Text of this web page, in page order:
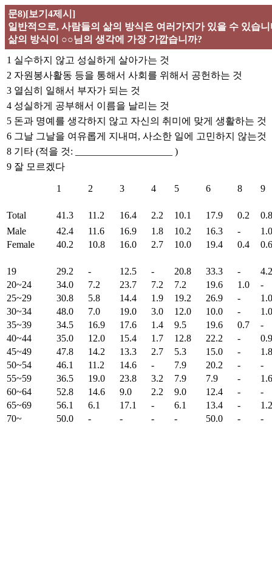
문8)[보기4제시]
일반적으로, 사람들의 삶의 방식은 여러가지가 있을 수 있습
삶의 방식이 ○○님의 생각에 가장 가깝습니까?
1 실수하지 않고 성실하게 살아가는 것
2 자원봉사활동 등을 통해서 사회를 위해서 공헌하는 것
3 열심히 일해서 부자가 되는 것
4 성실하게 공부해서 이름을 날리는 것
5 돈과 명예를 생각하지 않고 자신의 취미에 맞게 생활하는 것
6 그날 그날을 여유롭게 지내며, 사소한 일에 고민하지 않는것
8 기타 (적을 것: ____________________ )
9 잘 모르겠다
1 2 3 4 5 6 8 9
Total 41.3 11.2 16.4 2.2 10.1 17.9 0.2
0.8
Male
42.4 11.6 16.9 1.8 10.2 16.3 -
1.0
Female
40.2 10.8 16.0 2.7 10.0 19.4 0.4 0.6
19 29.2 - 12.5 - 20.8 33.3 -
4.2
20~24
34.0 7.2 23.7 7.2 7.2 19.6 1.0
-
25~29
30.8 5.8 14.4 1.9 19.2 26.9 -
1.0
30~34
48.0 7.0 19.0 3.0 12.0 10.0 -
1.0
35~39
34.5 16.9 17.6 1.4 9.5 19.6 0.7
-
40~44
35.0 12.0 15.4 1.7 12.8 22.2 -
0.9
45~49
47.8 14.2 13.3 2.7 5.3 15.0 -
1.8
50~54
46.1 11.2 14.6 - 7.9 20.2 -
-
55~59
36.5 19.0 23.8 3.2 7.9 7.9 -
1.6
60~64
52.8 14.6 9.0 2.2 9.0 12.4 -
-
65~69
56.1 6.1 17.1 - 6.1 13.4 -
1.2
70~
50.0 - - - - 50.0 - -